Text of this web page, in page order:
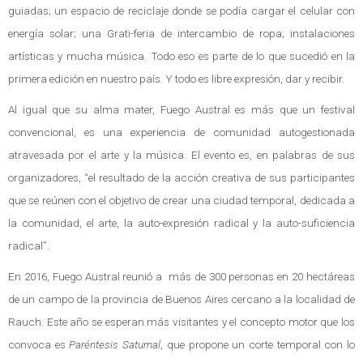
guiadas; un espacio de reciclaje donde se podía cargar el celular con
energía solar; una Grati-feria de intercambio de ropa; instalaciones
artísticas y mucha música. Todo eso es parte de lo que sucedió en la
primera edición en nuestro país. Y todo es libre expresión, dar y recibir.
Al igual que su alma mater, Fuego Austral es más que un festival
convencional, es una experiencia de comunidad autogestionada
atravesada por el arte y la música. El evento es, en palabras de sus
organizadores, “el resultado de la acción creativa de sus participantes
que se reúnen con el objetivo de crear una ciudad temporal, dedicada a
la comunidad, el arte, la auto-expresión radical y la auto-suficiencia
radical”.
En 2016, Fuego Austral reunió a más de 300 personas en 20 hectáreas
de un campo de la provincia de Buenos Aires cercano a la localidad de
Rauch. Este año se esperan más visitantes y el concepto motor que los
convoca esParéntesis Saturnal, que propone un corte temporal con lo